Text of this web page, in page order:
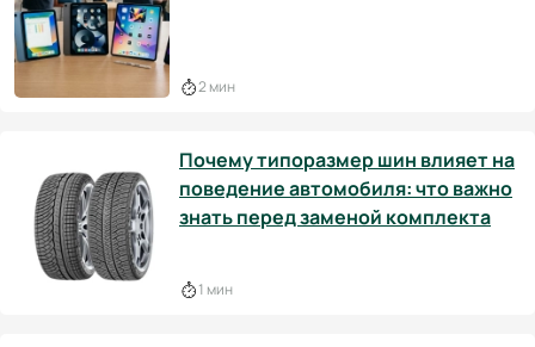
2 мин
Почему типоразмер шин влияет на
поведение автомобиля: что важно
знать перед заменой комплекта
1 мин